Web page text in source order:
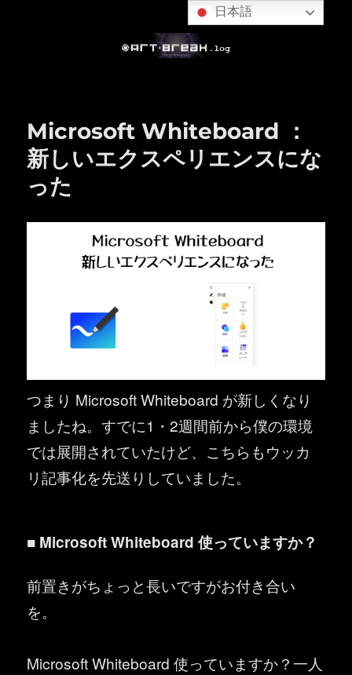
Microsoft Whiteboard ：
新しいエクスペリエンスにな
った
つまり Microsoft Whiteboard が新しくなり
ましたね。すでに1・2週間前から僕の環境
では展開されていたけど、こちらもウッカ
リ記事化を先送りしていました。
■ Microsoft Whiteboard 使っていますか？
前置きがちょっと長いですがお付き合い
を。
Microsoft Whiteboard 使っていますか？一人
日本語